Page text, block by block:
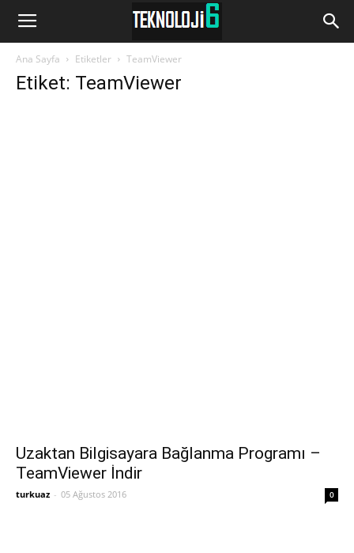
www.Teknoloji6.com
Ana Sayfa Etiketler TeamViewer
Etiket: TeamViewer
Uzaktan Bilgisayara Bağlanma Programı –
TeamViewer İndir
turkuaz - 05 Ağustos 2016 0